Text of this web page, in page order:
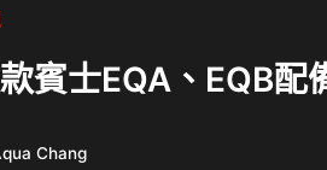
賓士EQA、EQB
Chang